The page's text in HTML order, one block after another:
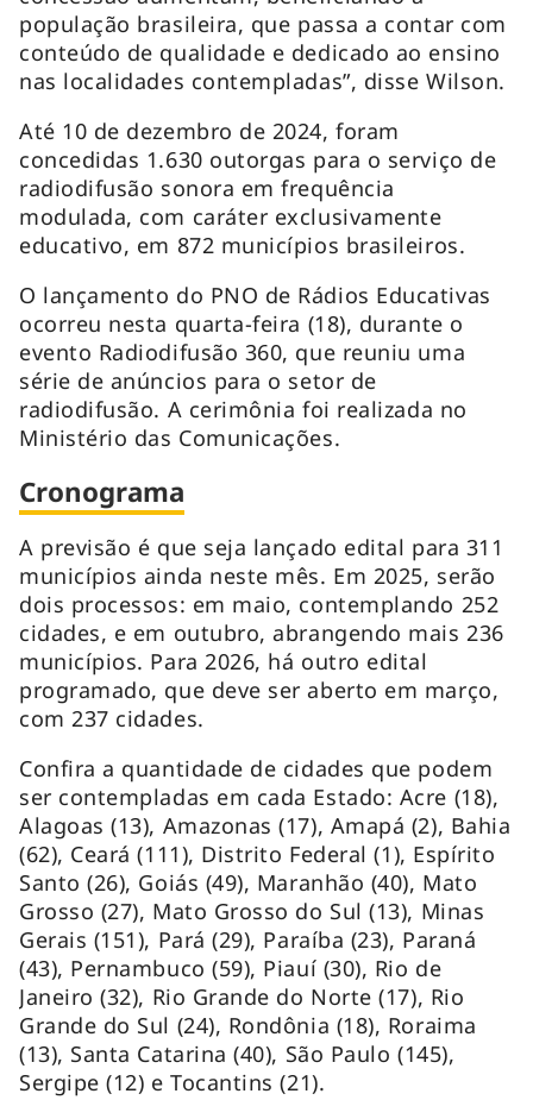
população brasileira, que passa a contar com
conteúdo de qualidade e dedicado ao ensino
nas localidades contempladas”, disse Wilson.
Até 10 de dezembro de 2024, foram
concedidas 1.630 outorgas para o serviço de
radiodifusão sonora em frequência
modulada, com caráter exclusivamente
educativo, em 872 municípios brasileiros.
O lançamento do PNO de Rádios Educativas
ocorreu nesta quarta-feira (18), durante o
evento Radiodifusão 360, que reuniu uma
série de anúncios para o setor de
radiodifusão. A cerimônia foi realizada no
Ministério das Comunicações.
Cronograma
A previsão é que seja lançado edital para 311
municípios ainda neste mês. Em 2025, serão
dois processos: em maio, contemplando 252
cidades, e em outubro, abrangendo mais 236
municípios. Para 2026, há outro edital
programado, que deve ser aberto em março,
com 237 cidades.
Confira a quantidade de cidades que podem
ser contempladas em cada Estado: Acre (18),
Alagoas (13), Amazonas (17), Amapá (2), Bahia
(62), Ceará (111), Distrito Federal (1), Espírito
Santo (26), Goiás (49), Maranhão (40), Mato
Grosso (27), Mato Grosso do Sul (13), Minas
Gerais (151), Pará (29), Paraíba (23), Paraná
(43), Pernambuco (59), Piauí (30), Rio de
Janeiro (32), Rio Grande do Norte (17), Rio
Grande do Sul (24), Rondônia (18), Roraima
(13), Santa Catarina (40), São Paulo (145),
Sergipe (12) e Tocantins (21).